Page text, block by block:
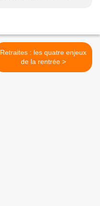
Retraites : les quatre enjeux
de la rentrée >